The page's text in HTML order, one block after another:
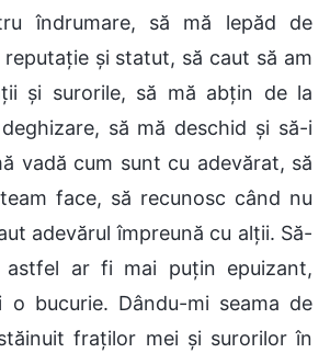
îndrumare, să mă lepăd de
și statut, să caut să am
și surorile, să mă abțin de la
să mă deschid și să-i
vadă cum sunt cu adevărat, să
face, să recunosc când nu
adevărul împreună cu alții. Să-
ar fi mai puțin epuizant,
bucurie. Dându-mi seama de
fraților mei și surorilor în